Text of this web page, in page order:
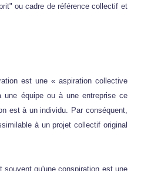
ou cadre de référence collectif et
est une « aspiration collective
équipe ou à une entreprise ce
est à un individu. Par conséquent,
à un projet collectif original
souvent qu'une conspiration est une